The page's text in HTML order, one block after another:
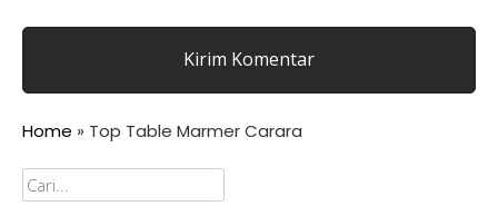
Home » Top Table Marmer Carara
Cari